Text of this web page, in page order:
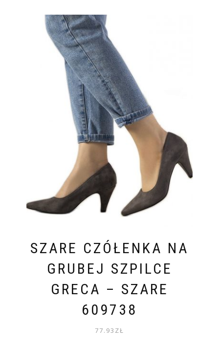
SZARE CZÓŁENKA NA
GRUBEJ SZPILCE
GRECA – SZARE
609738
77.93 ZŁ